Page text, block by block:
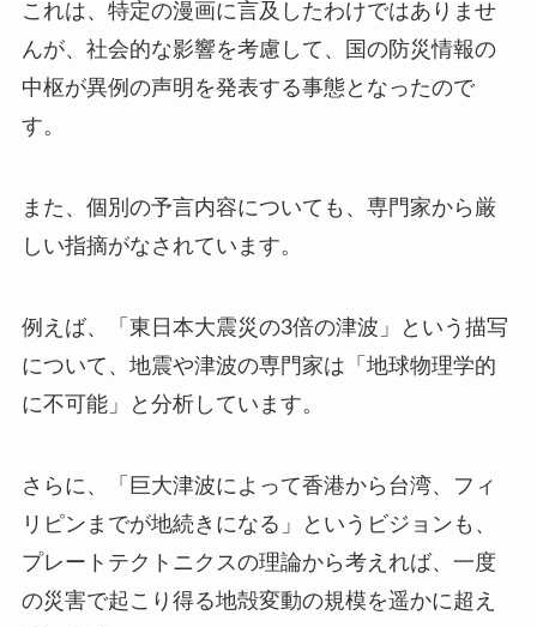
これは、特定の漫画に言及したわけではありませ
んが、社会的な影響を考慮して、国の防災情報の
中枢が異例の声明を発表する事態となったので
す。
また、個別の予言内容についても、専門家から厳
しい指摘がなされています。
例えば、「東日本大震災の3倍の津波」という描写
について、地震や津波の専門家は「地球物理学的
に不可能」と分析しています。
さらに、「巨大津波によって香港から台湾、フィ
リピンまでが地続きになる」というビジョンも、
プレートテクトニクスの理論から考えれば、一度
の災害で起こり得る地殻変動の規模を遥かに超え